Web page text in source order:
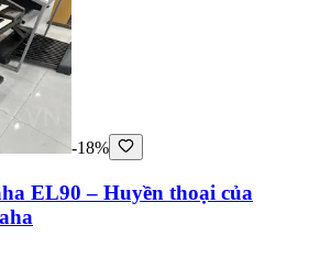
-18%
EL90 – Huyền thoại của